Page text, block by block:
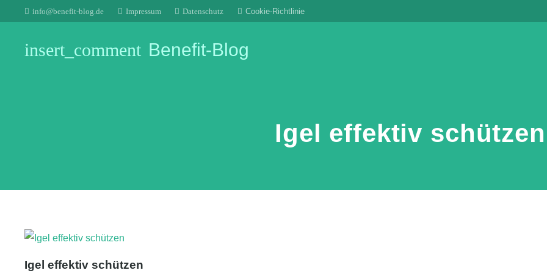
info@benefit-blog.de Impressum Datenschutz Cookie-Richtlinie
insert_comment Benefit-Blog
Igel effektiv schützen
Igel effektiv schützen